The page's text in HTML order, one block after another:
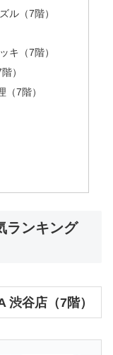
ル（7階）
キ（7階）
）
7階）
ランキング
谷店（7階）